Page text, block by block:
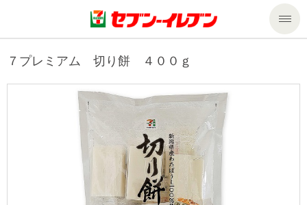
商品のご案内
商品のご案内トップ
セール・キャンペーン
７プレミアム 切り餅 ４００ｇ